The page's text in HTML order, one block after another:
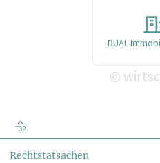
DUAL
©
TOP
Rechtstatsachen